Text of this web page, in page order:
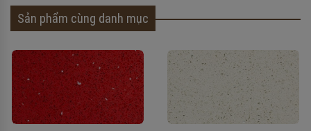
Sản phẩm cùng danh mục